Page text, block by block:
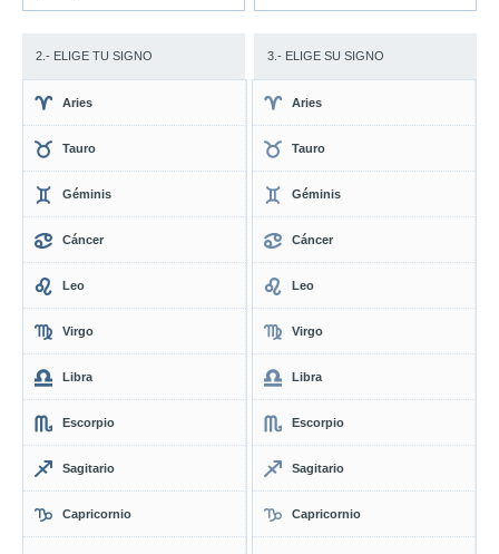
2.- ELIGE TU SIGNO 3.- ELIGE SU SIGNO
Aries
Tauro
Géminis
Cáncer
Leo
Virgo
Libra
Escorpio
Sagitario
Capricornio
Aries
Tauro
Géminis
Cáncer
Leo
Virgo
Libra
Escorpio
Sagitario
Capricornio